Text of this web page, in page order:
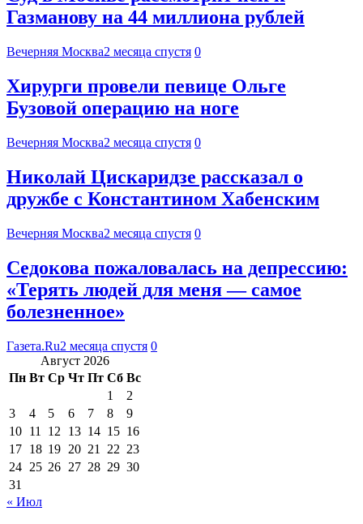
Газманову на 44 миллиона рублей
Вечерняя Москва2 месяца спустя 0
Хирурги провели певице Ольге
Бузовой операцию на ноге
Вечерняя Москва2 месяца спустя 0
Николай Цискаридзе рассказал о
дружбе с Константином Хабенским
Вечерняя Москва2 месяца спустя 0
Седокова пожаловалась на депрессию:
«Терять людей для меня — самое
болезненное»
Газета.Ru2 месяца спустя 0
Август 2026
Пн Вт Ср Чт Пт Сб Вс
1
2
3
4 5 6 7 8
9
10 11 12 13 14 15 16
17 18 19 20 21 22 23
24 25 26 27 28 29 30
31
« Июл